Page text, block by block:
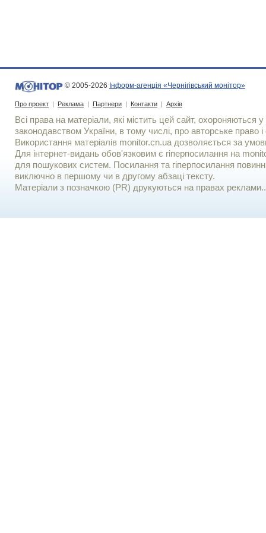
© 2005-2026 Інформ-агенція «Чернігівський монітор»
Про проект | Реклама | Партнери | Контакти | Архів
Всі права на матеріали, які містить цей сайт, охороняються у
законодавством України, в тому числі, про авторське право і
Використання матерiалiв monitor.cn.ua дозволяється за
Для iнтернет-видань обов'язковим є гiперпосилання на
для пошукових систем. Посилання та гіперпосилання
виключно в першому чи в другому абзаці тексту.
Матеріали з позначкою (PR) друкуються на правах реклами..